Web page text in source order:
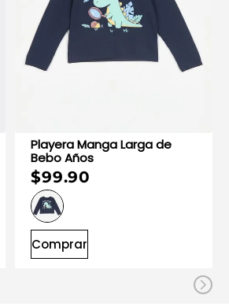
Playera Manga Larga de
Bebo Años
$99.90
Comprar